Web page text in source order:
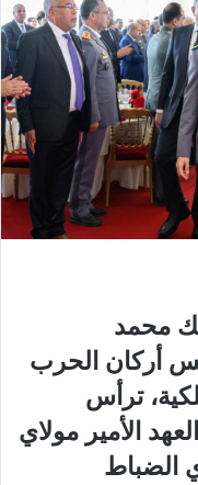
محمد
أركان الحرب
ترأس
الأمير مولاي
الضباط